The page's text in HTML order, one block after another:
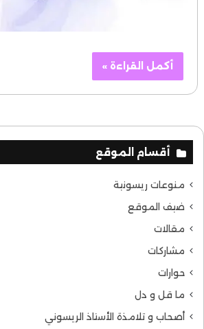
أكمل القراءة »
أقسام الموقع
منوعات ريسونية
ضيف الموقع
مقالات
مشاركات
حوارات
ما قل و دل
أصحاب و تلامذة الأستاذ الريسوني